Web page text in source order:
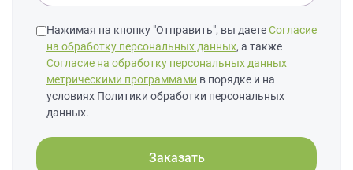
Нажимая на кнопку "Отправить", вы даетеСогласие
на обработку персональных данных, а также
Согласие на обработку персональных данных
метрическими программами в порядке и на
условиях Политики обработки персональных
данных.
Заказать